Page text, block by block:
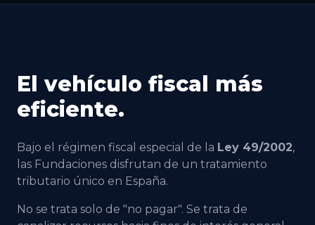
El vehículo fiscal más
eficiente.
Bajo el régimen fiscal especial de la Ley 49/2002,
las Fundaciones disfrutan de un tratamiento
tributario único en España.
No se trata solo de "no pagar". Se trata de